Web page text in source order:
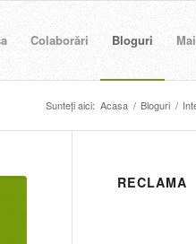
Colaborări Bloguri
Sunteți aici: Acasa / Bloguri /
RECLAMA